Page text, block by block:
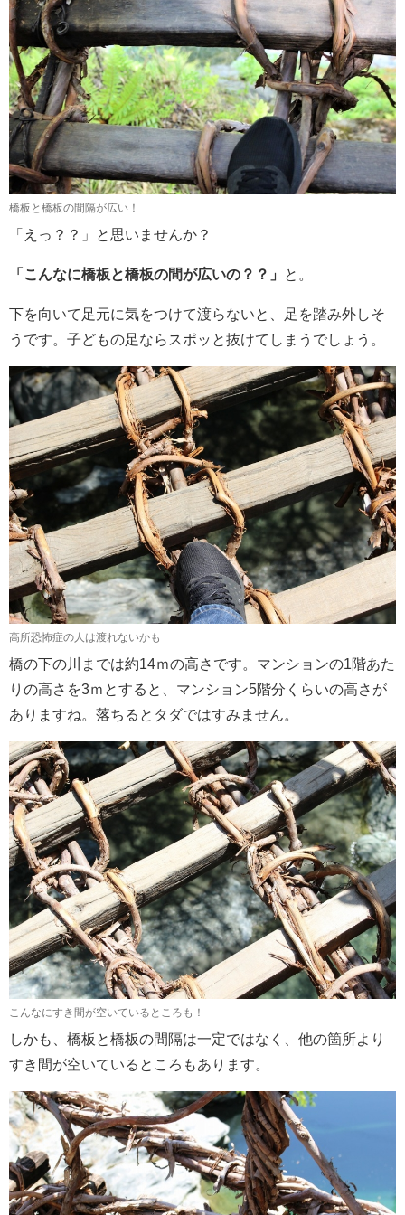
橋板と橋板の間隔が広い！
「えっ？？」と思いませんか？
「こんなに橋板と橋板の間が広いの？？」 と。
下を向いて足元に気をつけて渡らないと、足を踏み外しそ
うです。子どもの足ならスポッと抜けてしまうでしょう。
高所恐怖症の人は渡れないかも
橋の下の川までは約14ｍの高さです。マンションの1階あた
りの高さを3ｍとすると、マンション5階分くらいの高さが
ありますね。落ちるとタダではすみません。
こんなにすき間が空いているところも！
しかも、橋板と橋板の間隔は一定ではなく、他の箇所より
すき間が空いているところもあります。